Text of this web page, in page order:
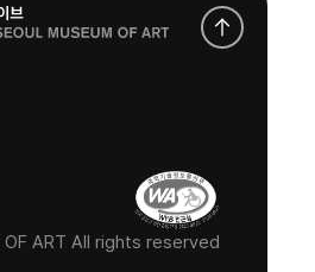
OF ART All rights reserved